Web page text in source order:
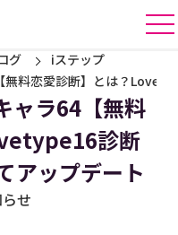
グ
iステップ
無料恋愛診断】とは？
ャラ64【無料
診断
アップデート
せ